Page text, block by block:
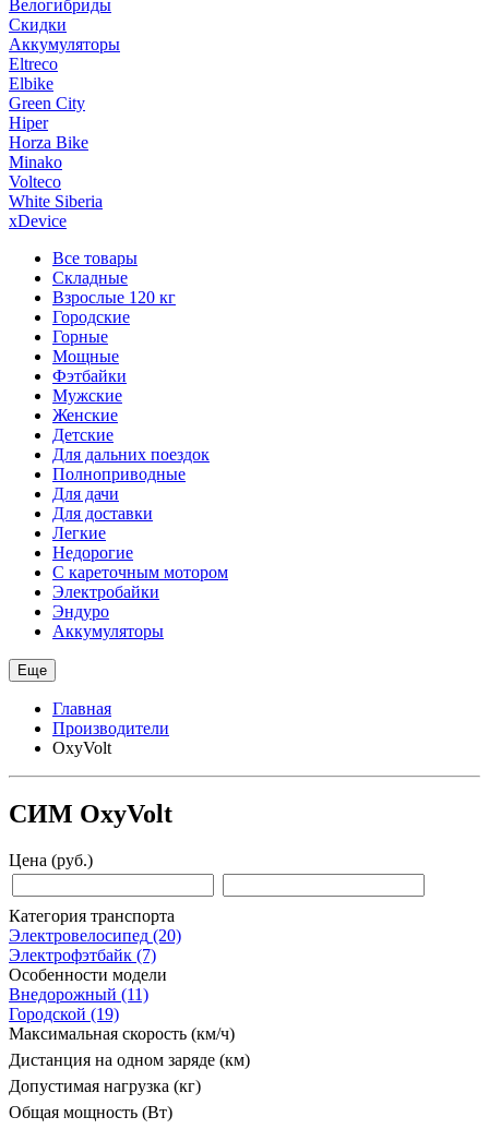
Велогибриды
Скидки
Аккумуляторы
Eltreco
Elbike
Green City
Hiper
Horza Bike
Minako
Volteco
White Siberia
xDevice
Все товары
Складные
Взрослые 120 кг
Городские
Горные
Мощные
Фэтбайки
Мужские
Женские
Детские
Для дальних поездок
Полноприводные
Для дачи
Для доставки
Легкие
Недорогие
С кареточным мотором
Электробайки
Эндуро
Аккумуляторы
Еще
Главная
Производители
OxyVolt
СИМ OxyVolt
Цена (руб.)
Категория транспорта
Электровелосипед (20)
Электрофэтбайк (7)
Особенности модели
Внедорожный (11)
Городской (19)
Максимальная скорость (км/ч)
Дистанция на одном заряде (км)
Допустимая нагрузка (кг)
Общая мощность (Вт)